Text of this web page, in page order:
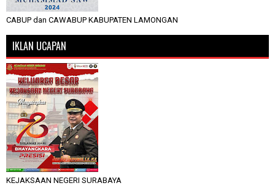
CABUP dan CAWABUP KABUPATEN LAMONGAN
IKLAN UCAPAN
KEJAKSAAN NEGERI SURABAYA